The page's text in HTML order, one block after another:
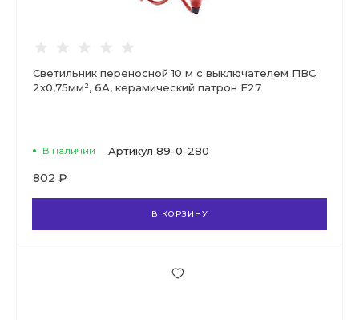
Светильник переносной 10 м с выключателем ПВС
2х0,75мм², 6А, керамический патрон Е27
В наличии Артикул 89-0-280
802 ₽
В КОРЗИНУ